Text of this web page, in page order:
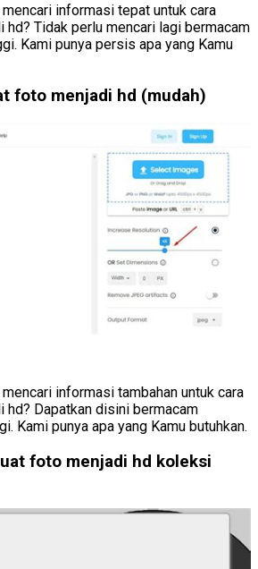
informasi tepat untuk cara
hd? Tidak perlu mencari lagi bermacam
Kami punya persis apa yang Kamu
foto menjadi hd (mudah)
informasi tambahan untuk cara
hd? Dapatkan disini bermacam
Kami punya apa yang Kamu butuhkan.
foto menjadi hd koleksi